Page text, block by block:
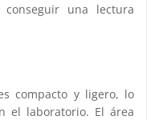
una lectura
compacto y ligero, lo
el laboratorio. El área